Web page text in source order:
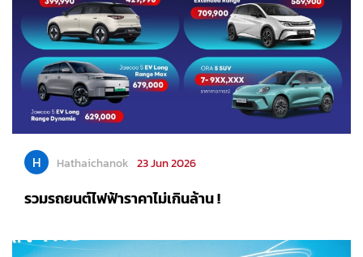
H Hathaichanok 23 Jun 2026
รวมรถยนต์ไฟฟ้าราคาไม่เกินล้าน !